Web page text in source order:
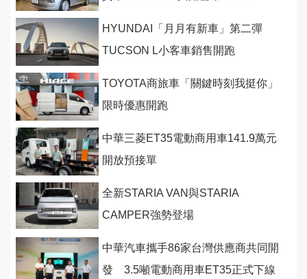
HYUNDAI「月月有新車」第二彈
TUCSON L小客車銷售開跑
TOYOTA商旅車「關鍵時刻我挺你」
限時優惠開跑
中華三菱ET35電動商用車141.9萬元
開放預接單
全新STARIA VAN與STARIA
CAMPER強勢登場
中華汽車攜手86家台灣供應商共同開
發 3.5噸電動商用車ET35正式下線